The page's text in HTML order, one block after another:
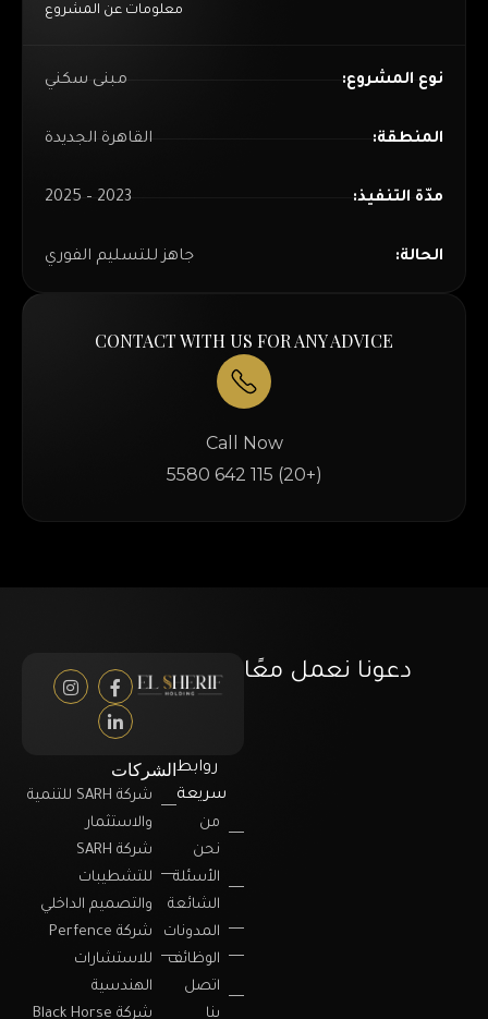
معلومات عن المشروع
نوع المشروع: مبنى سكني
المنطقة: القاهرة الجديدة
مدّة التنفيذ: 2023 – 2025
الحالة: جاهز للتسليم الفوري
CONTACT WITH US FOR ANY ADVICE
Call Now
(+20) 115 642 5580
دعونا نعمل معًا
روابط
سريعة
من
نحن
الأسئلة
الشائعة
المدونات
الوظائف
اتصل
بنا
الشركات
شركة SARH للتنمية
والاستثمار
شركة SARH
للتشطيبات
والتصميم الداخلي
شركة Perfence
للاستشارات
الهندسية
شركة Black Horse